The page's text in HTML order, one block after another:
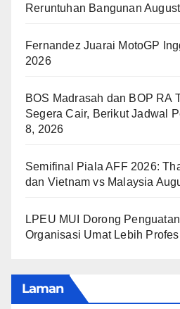
Reruntuhan Bangunan
Fernandez Juarai MotoGP
2026
BOS Madrasah dan BOP RA
Segera Cair, Berikut Jadwal
8, 2026
Semifinal Piala AFF 2026:
dan Vietnam vs Malaysia
LPEU MUI Dorong
Organisasi Umat Lebih
Laman